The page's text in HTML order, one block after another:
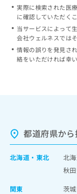
実際に検索された医
に確認していただく
当サービスによって
会社ウェルネスでは
情報の誤りを発見さ
絡をいただければ幸い
都道府県から
北海道 ・ 東北 北
秋
関東
茨